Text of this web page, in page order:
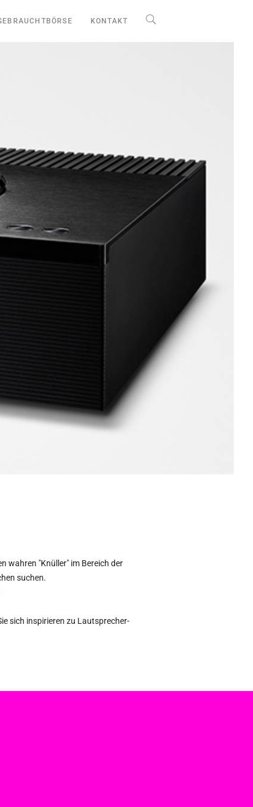
KONTAKT
wahren "Knüller" im Bereich der
suchen.
sich inspirieren zu Lautsprecher-